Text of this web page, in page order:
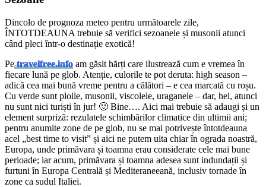
Dincolo de prognoza meteo pentru următoarele zile,
ÎNTOTDEAUNA trebuie să verifici sezoanele și musonii atunci
când pleci într-o destinație exotică!
Petravelfree.info am găsit hărți care ilustrează cum e vremea în
fiecare lună pe glob. Atenție, culorile te pot deruta: high season –
adică cea mai bună vreme pentru a călători – e cea marcată cu roșu.
Cu verde sunt ploile, musonii, viscolele, uraganele – dar, hei, atunci
nu sunt nici turiști în jur! 🙂 Bine…. Aici mai trebuie să adaugi și un
element surpriză: rezulatele schimbărilor climatice din ultimii ani;
pentru anumite zone de pe glob, nu se mai potrivește întotdeauna
acel „best time to visit” și aici ne putem uita chiar în ograda noastră,
Europa, unde primăvara și toamna erau considerate cele mai bune
perioade; iar acum, primăvara și toamna adesea sunt indundații și
furtuni în Europa Centrală și Mediteraneeană, inclusiv tornade în
zone ca sudul Italiei.